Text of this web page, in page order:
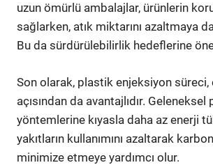
uzun ömürlü ambalajlar, ürünlerin
sağlarken, atık miktarını azaltmaya
Bu da sürdürülebilirlik hedeflerine
Son olarak, plastik enjeksiyon
açısından da avantajlıdır.
yöntemlerine kıyasla daha az enerji
yakıtların kullanımını azaltarak
minimize etmeye yardımcı olur.